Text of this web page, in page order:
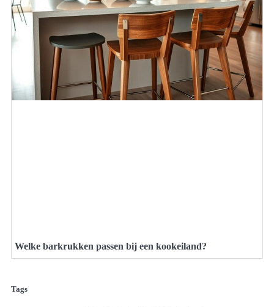
Welke barkrukken passen bij een kookeiland?
Tags